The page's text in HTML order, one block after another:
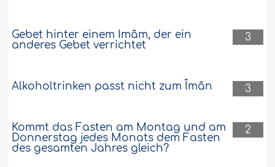
3
Gebet hinter einem Imâm, der ein
anderes Gebet verrichtet
3
Alkoholtrinken passt nicht zum Îmân
2
Kommt das Fasten am Montag und am
Donnerstag jedes Monats dem Fasten
des gesamten Jahres gleich?